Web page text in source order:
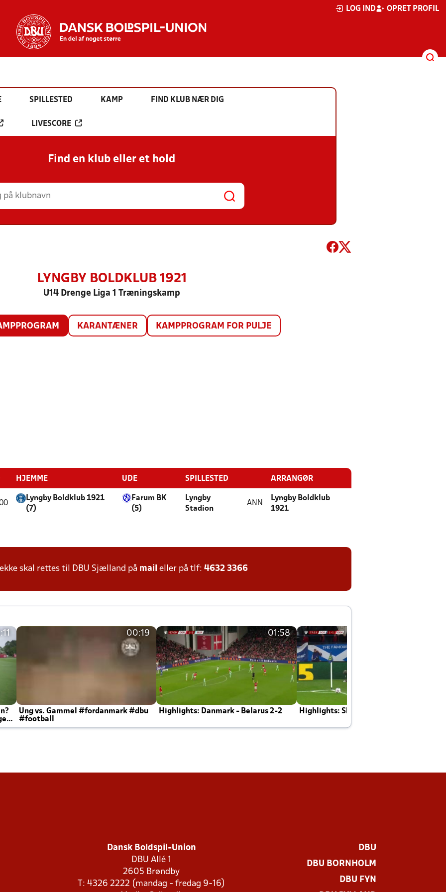
LOG IND OPRET PROFIL
SPILLESTED KAMP FIND KLUB NÆR DIG
LIVESCORE
Find en klub eller et hold
LYNGBY BOLDKLUB 1921
U14 Drenge Liga 1 Træningskamp
KARANTÆNER KAMPPROGRAM FOR PULJE
HJEMME UDE SPILLESTED ARRANGØR
Lyngby Boldklub 1921
(7)
Farum BK
(5)
Lyngby
Stadion
ANN
Lyngby Boldklub
1921
skal rettes til DBU Sjælland på mail eller på tlf: 4632 3366
00:19
Ung vs. Gammel #fordanmark #dbu
#football
01:58
Highlights: Danmark - Belarus 2-2 Highlights: Skotland - Danmark 4-2
Dansk Boldspil-Union
DBU Allé 1
2605 Brøndby
T: 4326 2222 (mandag - fredag 9-16)
DBU
DBU BORNHOLM
DBU FYN